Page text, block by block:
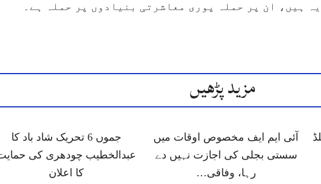
ہیں، ان پر حملہ پوری معاشرتی بنیادوں پر حملہ ہے۔
مزید پڑھیں
آئی ایم ایف مخصوص اوقات میں
سستی بجلی کی اجازت نہیں دے
رہا، وفاقی…
جموں 6 تحریک شاد باد کا
عبدالخطیب چودھری کی
کا اعلان